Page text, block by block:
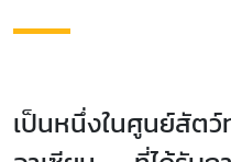
เป็นหนึ่งในศูนย์สัตว์